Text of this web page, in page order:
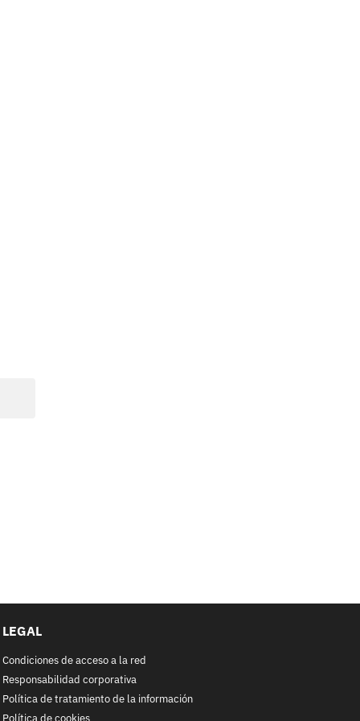
LEGAL
Condiciones de acceso a la red
Responsabilidad corporativa
Política de tratamiento de la información
Política de cookies